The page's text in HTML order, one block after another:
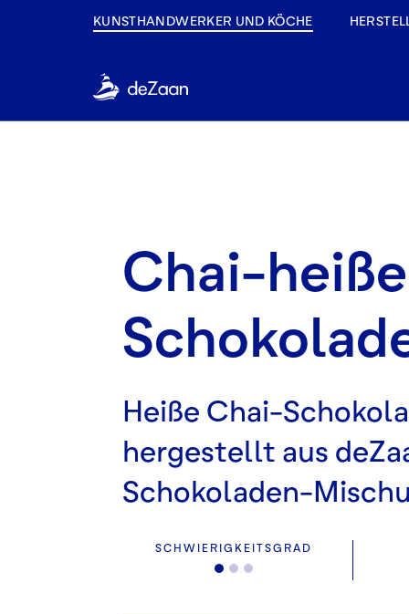
KUNSTHANDWERKER UND KÖCHE
Chai-heiße
Heiße Chai-
hergestellt aus
Schokoladen-
SCHWIERIGKEITSGRAD